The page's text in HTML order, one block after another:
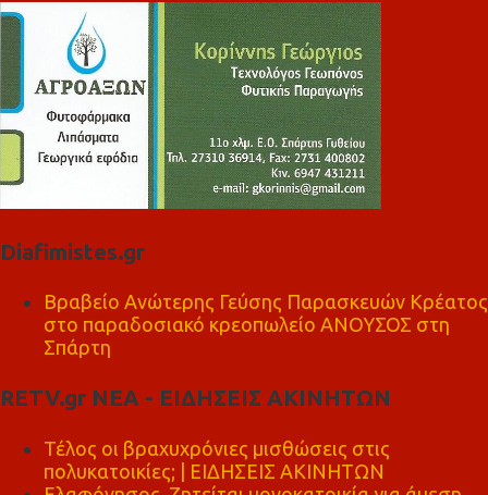
Diafimistes.gr
Βραβείο Ανώτερης Γεύσης Παρασκευών Κρέατος
στο παραδοσιακό κρεοπωλείο ΑΝΟΥΣΟΣ στη
Σπάρτη
RETV.gr ΝΕΑ - ΕΙΔΗΣΕΙΣ ΑΚΙΝΗΤΩΝ
Τέλος οι βραχυχρόνιες μισθώσεις στις
πολυκατοικίες; | ΕΙΔΗΣΕΙΣ ΑΚΙΝΗΤΩΝ